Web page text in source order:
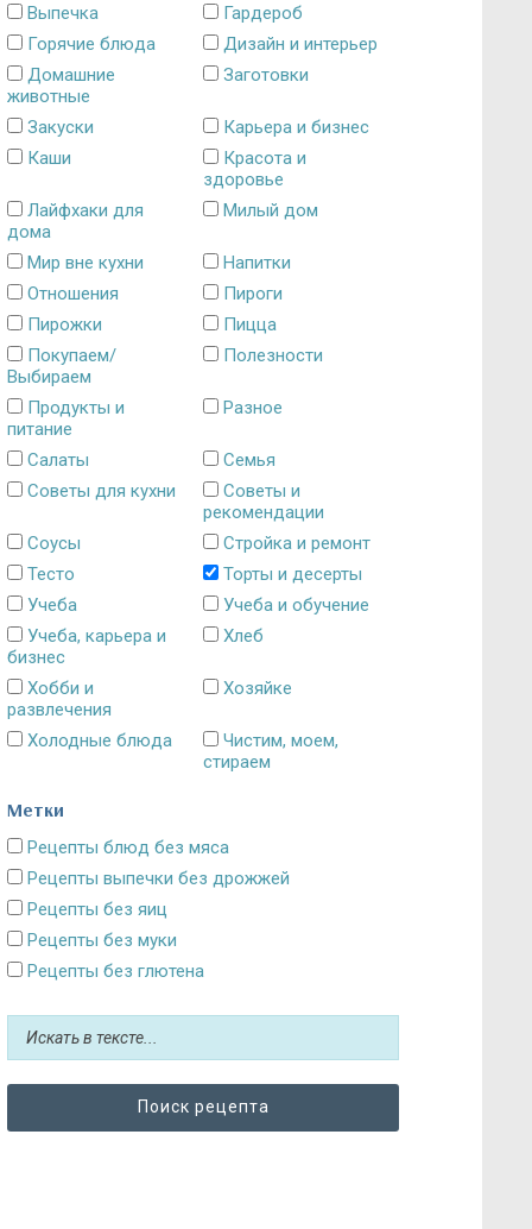
Выпечка
Гардероб
Горячие блюда
Дизайн и интерьер
Домашние
животные
Заготовки
Закуски
Карьера и бизнес
Каши
Красота и
здоровье
Лайфхаки для
дома
Милый дом
Мир вне кухни
Напитки
Отношения
Пироги
Пирожки
Пицца
Покупаем/
Выбираем
Полезности
Продукты и
питание
Разное
Салаты
Семья
Советы для кухни
Советы и
рекомендации
Соусы
Стройка и ремонт
Тесто
Торты и десерты
Учеба
Учеба и обучение
Учеба, карьера и
бизнес
Хлеб
Хобби и
развлечения
Хозяйке
Холодные блюда
Чистим, моем,
стираем
Метки
Блюда без картошки
Рецепты без выпечки
Рецепты без глютена
Рецепты без грибов
Рецепты без муки
Рецепты без яиц
Рецепты блюд без мяса
Рецепты выпечки без дрожжей